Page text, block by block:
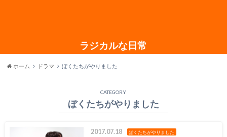
ラジカルな日常
ホーム ドラマ ぼくたちがやりました
CATEGORY
ぼくたちがやりました
2017.07.18 ぼくたちがやりました